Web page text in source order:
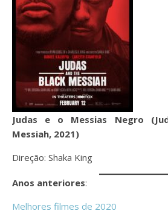
Judas e o Messias Negro
Messiah, 2021)
Direção: Shaka King
Anos anteriores:
Melhores filmes de 2020